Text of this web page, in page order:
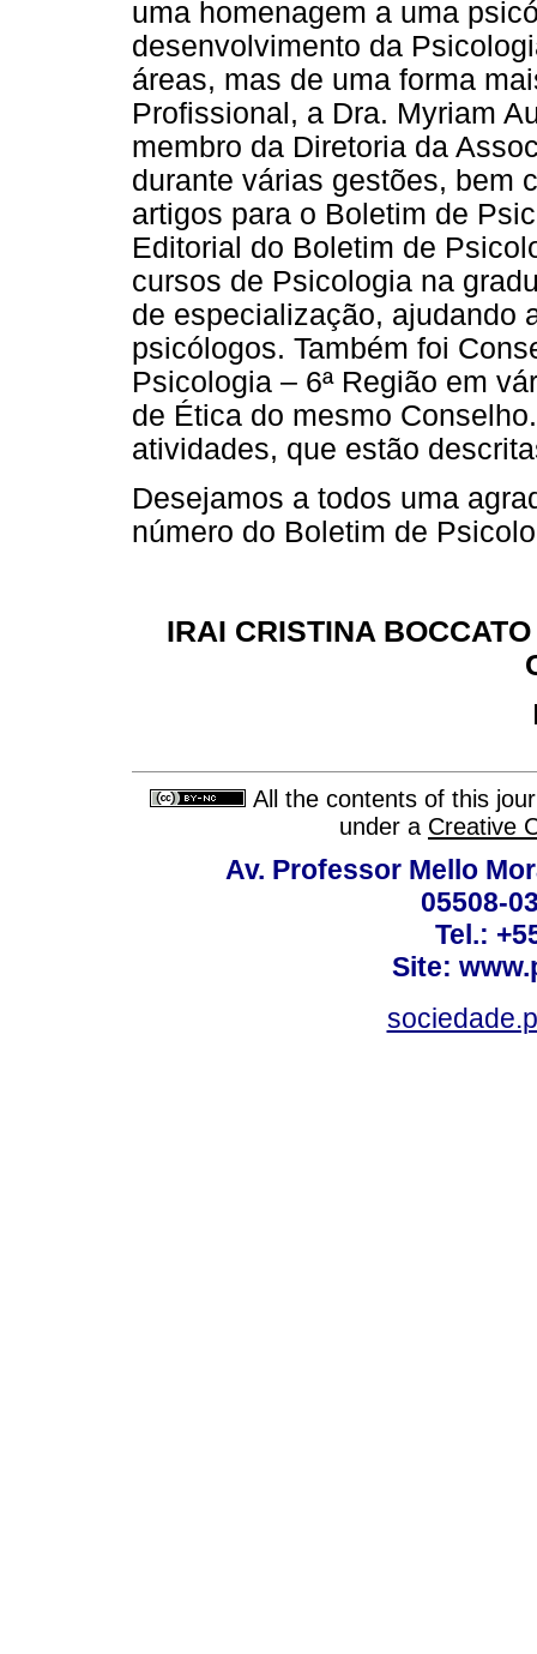
uma homenagem a uma
desenvolvimento da
áreas, mas de uma forma
Profissional, a Dra. Myriam
membro da Diretoria da
durante várias gestões, bem
artigos para o Boletim de
Editorial do Boletim de
cursos de Psicologia na
de especialização, ajudando
psicólogos. Também foi
Psicologia – 6ª Região em
de Ética do mesmo
atividades, que estão
Desejamos a todos uma
número do Boletim de
IRAI CRISTINA
All the contents of this
under a Creative
Av. Professor Mello
05508-
Tel.:
Site: